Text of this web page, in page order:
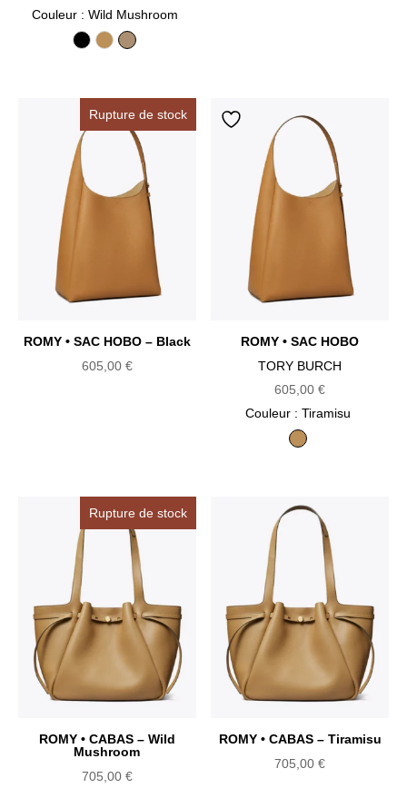
Couleur: Wild Mushroom
BlackTiramisuWild Mushroom
Rupture de stock
ROMY • SAC HOBO – Black
605,00 €
ROMY • SAC HOBO
TORY BURCH
605,00€
Couleur: Tiramisu
Tiramisu
Rupture de stock
ROMY • CABAS – Wild
Mushroom
705,00 €
ROMY • CABAS – Tiramisu
705,00€